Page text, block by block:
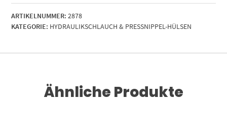
DN
06
Menge
ARTIKELNUMMER: 2878
KATEGORIE: HYDRAULIKSCHLAUCH & PRESSNIPPEL-HÜLSEN
Ähnliche Produkte